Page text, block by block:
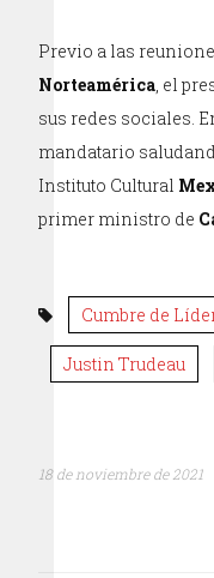
Previo a las
Norteamérica , el
sus redes sociales.
mandatario
Instituto Cultural
primer ministro de
Cumbre de
Justin Trudeau
18 de noviembre de 2021